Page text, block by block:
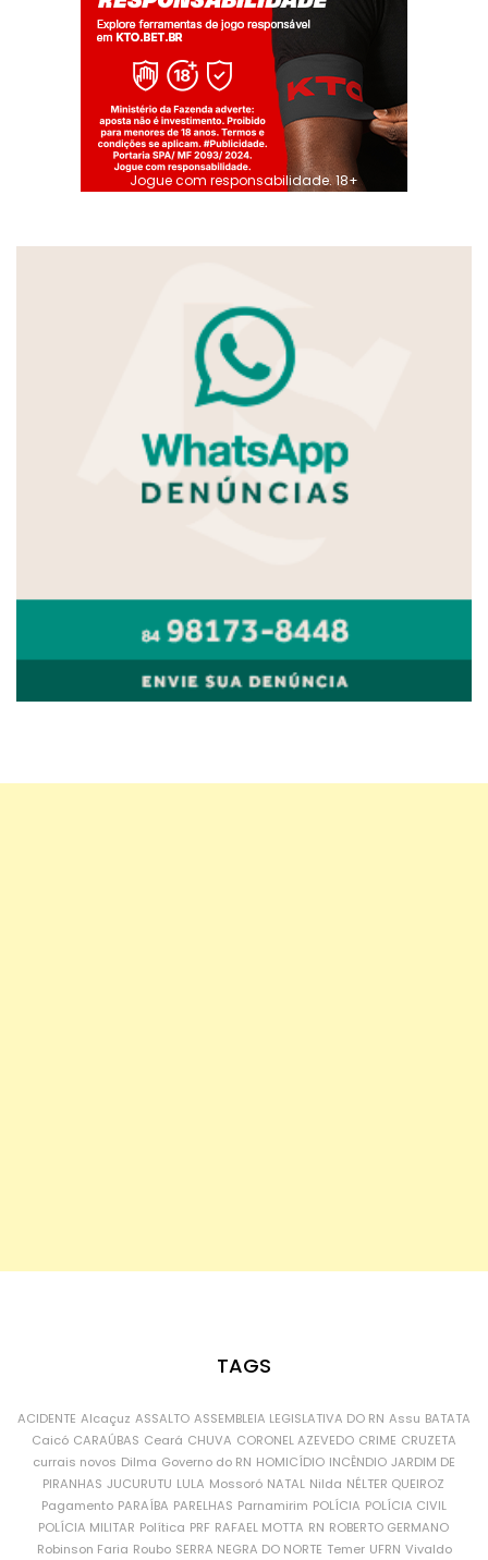
Jogue com responsabilidade. 18+
TAGS
ACIDENTE Alcaçuz ASSALTO ASSEMBLEIA LEGISLATIVA DO RN Assu BATATA
Caicó CARAÚBAS Ceará CHUVA CORONEL AZEVEDO CRIME CRUZETA
currais novos Dilma Governo do RN HOMICÍDIO INCÊNDIO JARDIM DE
PIRANHAS JUCURUTU LULA Mossoró NATAL Nilda NÉLTER QUEIROZ
Pagamento PARAÍBA PARELHAS Parnamirim POLÍCIA POLÍCIA CIVIL
POLÍCIA MILITAR Política PRF RAFAEL MOTTA RN ROBERTO GERMANO
Robinson Faria Roubo SERRA NEGRA DO NORTE Temer UFRN Vivaldo